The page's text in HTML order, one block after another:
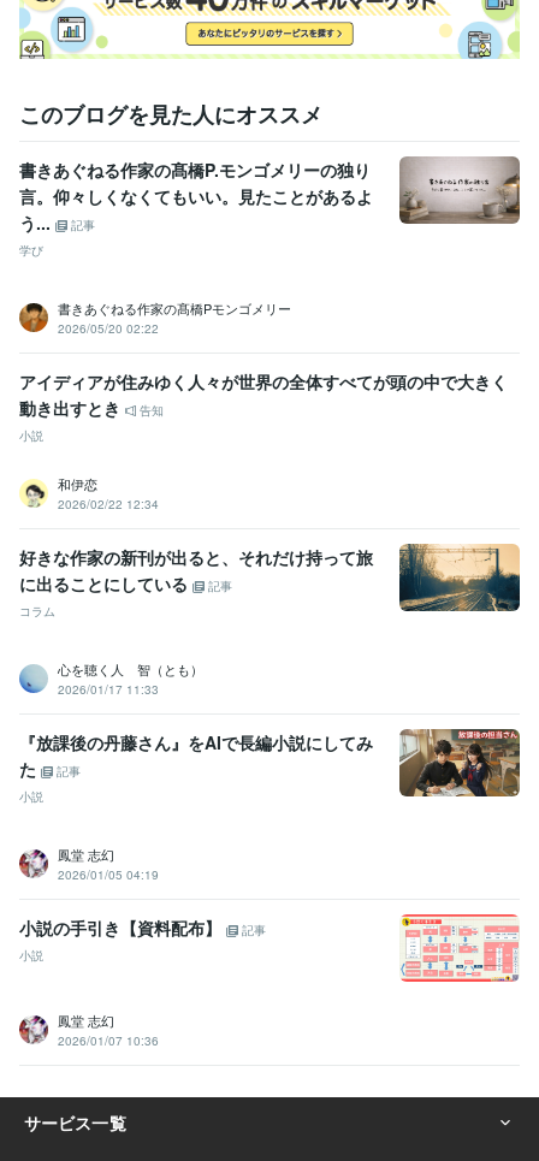
このブログを見た人にオススメ
書きあぐねる作家の髙橋P.モンゴメリーの独り
言。仰々しくなくてもいい。見たことがあるよ
う...
記事
学び
書きあぐねる作家の髙橋Pモンゴメリー
2026/05/20 02:22
アイディアが住みゆく人々が世界の全体すべてが頭の中で大きく
動き出すとき
告知
小説
和伊恋
2026/02/22 12:34
好きな作家の新刊が出ると、それだけ持って旅
に出ることにしている
記事
コラム
心を聴く人 智（とも）
2026/01/17 11:33
『放課後の丹藤さん』をAIで長編小説にしてみ
た
記事
小説
鳳堂 志幻
2026/01/05 04:19
小説の手引き【資料配布】
記事
小説
鳳堂 志幻
2026/01/07 10:36